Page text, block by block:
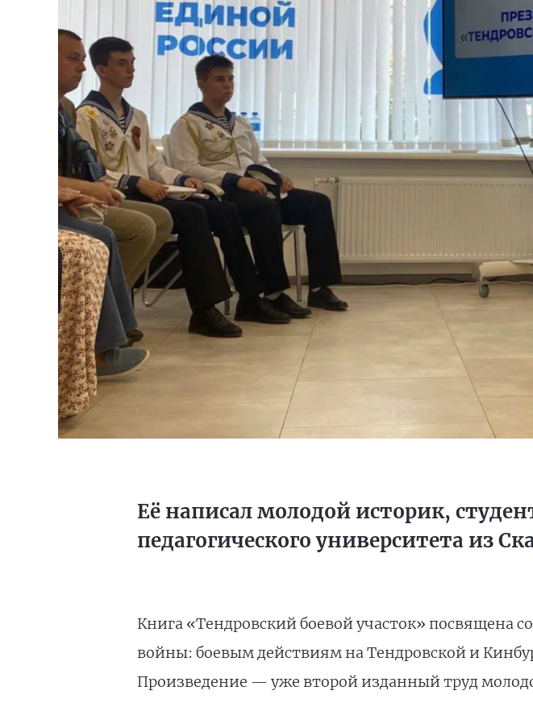
Её написал молодой историк,
педагогического университета из
Книга «Тендровский боевой участок» посвящена
войны: боевым действиям на Тендровской и
Произведение — уже второй изданный труд